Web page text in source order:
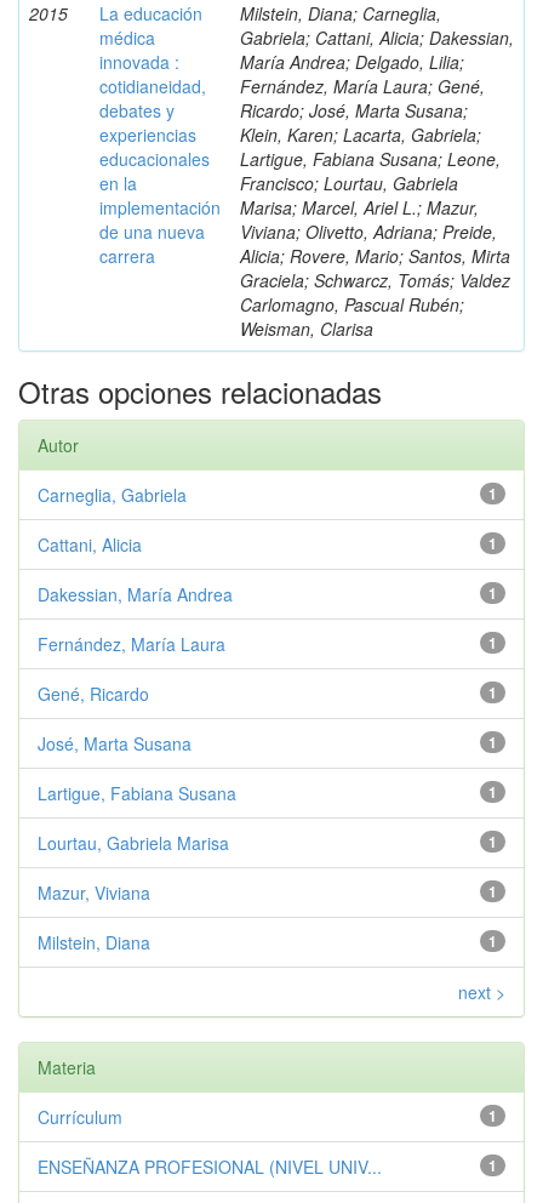
2015
La educación
médica
innovada :
cotidianeidad,
debates y
experiencias
educacionales
en la
implementación
de una nueva
carrera
Milstein, Diana; Carneglia,
Gabriela; Cattani, Alicia; Dakessian,
María Andrea; Delgado, Lilia;
Fernández, María Laura; Gené,
Ricardo; José, Marta Susana;
Klein, Karen; Lacarta, Gabriela;
Lartigue, Fabiana Susana; Leone,
Francisco; Lourtau, Gabriela
Marisa; Marcel, Ariel L.; Mazur,
Viviana; Olivetto, Adriana; Preide,
Alicia; Rovere, Mario; Santos, Mirta
Graciela; Schwarcz, Tomás; Valdez
Carlomagno, Pascual Rubén;
Weisman, Clarisa
Otras opciones relacionadas
Autor
1
Carneglia, Gabriela
1
Cattani, Alicia
1
Dakessian, María Andrea
1
Fernández, María Laura
1
Gené, Ricardo
1
José, Marta Susana
1
Lartigue, Fabiana Susana
1
Lourtau, Gabriela Marisa
1
Mazur, Viviana
1
Milstein, Diana
next >
Materia
1
Currículum
1
ENSEÑANZA PROFESIONAL (NIVEL UNIV...